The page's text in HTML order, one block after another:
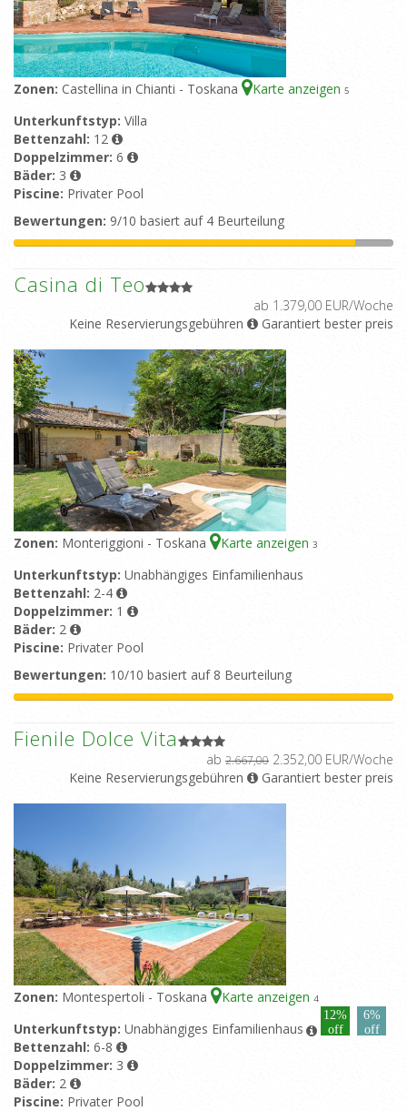
Zonen: Castellina in Chianti - Toskana Karte anzeigen 5
Unterkunftstyp: Villa
Bettenzahl: 12
Doppelzimmer: 6
Bäder: 3
Piscine: Privater Pool
Bewertungen: 9/10 basiert auf 4 Beurteilung
Casina di Teo
ab 1.379,00 EUR/Woche
Keine Reservierungsgebühren
Garantiert bester preis
Zonen: Monteriggioni - Toskana Karte anzeigen 3
Unterkunftstyp: Unabhängiges Einfamilienhaus
Bettenzahl: 2-4
Doppelzimmer: 1
Bäder: 2
Piscine: Privater Pool
Bewertungen: 10/10 basiert auf 8 Beurteilung
Fienile Dolce Vita
ab 2.667,00 2.352,00 EUR/Woche
Keine Reservierungsgebühren
Garantiert bester preis
Zonen: Montespertoli - Toskana Karte anzeigen 4
12%
off
6%
off
Unterkunftstyp: Unabhängiges Einfamilienhaus
Bettenzahl: 6-8
Doppelzimmer: 3
Bäder: 2
Piscine: Privater Pool